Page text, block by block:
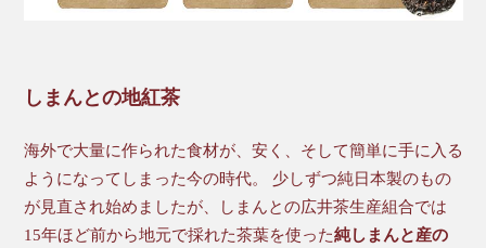
しまんとの地紅茶
海外で大量に作られた食材が、安く、そして簡単に手に入る
ようになってしまった今の時代。 少しずつ純日本製のもの
が見直され始めましたが、しまんとの広井茶生産組合では
15年ほど前から地元で採れた茶葉を使った純しまんと産の